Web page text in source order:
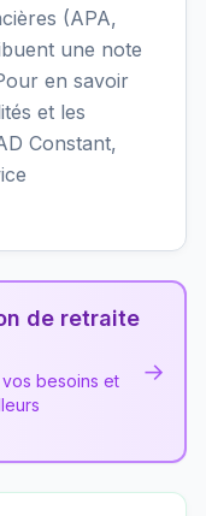
(APA,
une note
en savoir
et les
Constant,
de retraite
besoins et
→